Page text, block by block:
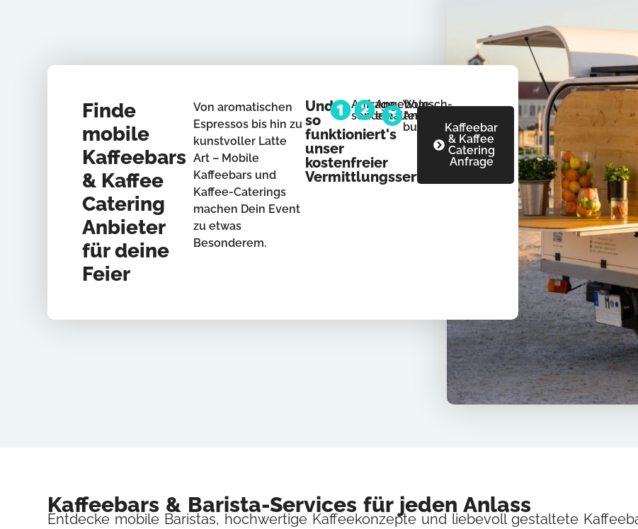
Finde
mobile
Kaffeebars
& Kaffee
Catering
Anbieter
für deine
Feier
Von aromatischen
Espressos bis hin zu
kunstvoller Latte
Art – Mobile
Kaffeebars und
Kaffee-Caterings
machen Dein Event
zu etwas
Besonderem.
Und
so
funktioniert's
unser
kostenfreier
Vermittlungsservice:
Anfrage
senden
Angebote
erhalten
Wunsch-
Anbieter
buchen Kaffeebar
& Kaffee
Catering
Anfrage
Kaffeebars & Barista-Services für jeden Anlass
Entdecke mobile Baristas, hochwertige Kaffeekonzepte und liebevoll gestaltete